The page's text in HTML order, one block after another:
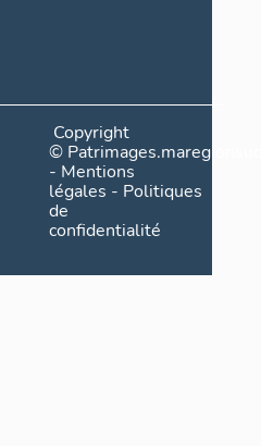
Copyright
©
- Mentions
légales - Politiques
de
confidentialité